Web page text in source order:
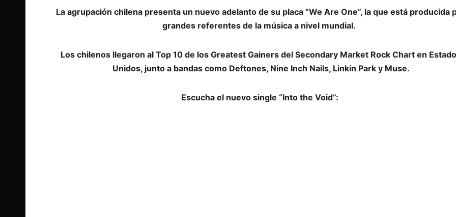
La agrupación chilena presenta un nuevo adelanto de su placa “We Are One”, la que está producida
grandes referentes de la música a nivel mundial.
Los chilenos llegaron al Top 10 de los Greatest Gainers del Secondary Market Rock Chart en
Unidos, junto a bandas como Deftones, Nine Inch Nails, Linkin Park y Muse.
Escucha el nuevo single “Into the Void”: